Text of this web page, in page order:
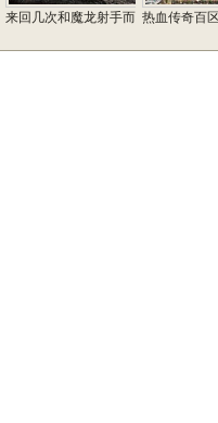
来回几次和魔龙射手而 热血传奇百